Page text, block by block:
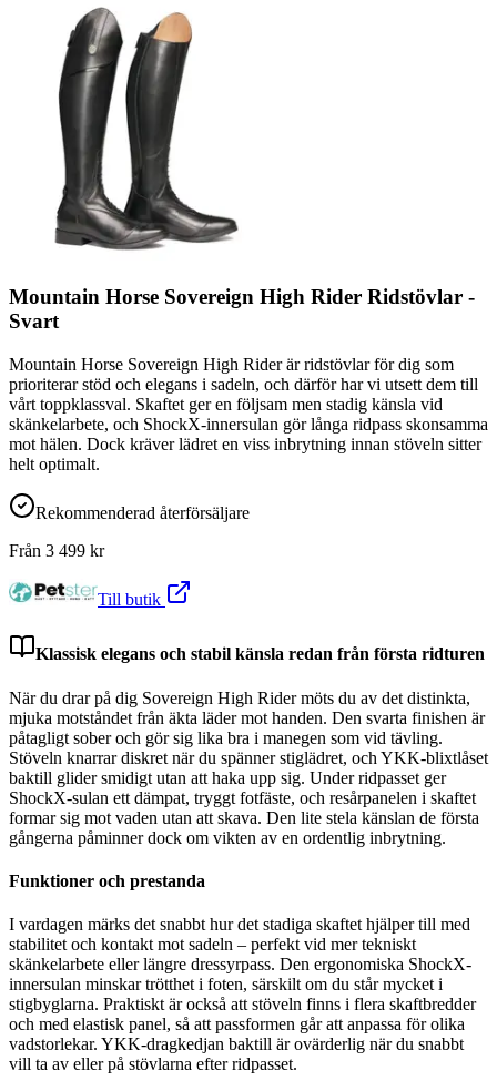
Mountain Horse Sovereign High Rider Ridstövlar -
Svart
Mountain Horse Sovereign High Rider är ridstövlar för dig som
prioriterar stöd och elegans i sadeln, och därför har vi utsett dem till
vårt toppklassval. Skaftet ger en följsam men stadig känsla vid
skänkelarbete, och ShockX-innersulan gör långa ridpass skonsamma
mot hälen. Dock kräver lädret en viss inbrytning innan stöveln sitter
helt optimalt.
Rekommenderad återförsäljare
Från 3 499 kr
Till butik
Klassisk elegans och stabil känsla redan från första ridturen
När du drar på dig Sovereign High Rider möts du av det distinkta,
mjuka motståndet från äkta läder mot handen. Den svarta finishen är
påtagligt sober och gör sig lika bra i manegen som vid tävling.
Stöveln knarrar diskret när du spänner stiglädret, och YKK-blixtlåset
baktill glider smidigt utan att haka upp sig. Under ridpasset ger
ShockX-sulan ett dämpat, tryggt fotfäste, och resårpanelen i skaftet
formar sig mot vaden utan att skava. Den lite stela känslan de första
gångerna påminner dock om vikten av en ordentlig inbrytning.
Funktioner och prestanda
I vardagen märks det snabbt hur det stadiga skaftet hjälper till med
stabilitet och kontakt mot sadeln – perfekt vid mer tekniskt
skänkelarbete eller längre dressyrpass. Den ergonomiska ShockX-
innersulan minskar trötthet i foten, särskilt om du står mycket i
stigbyglarna. Praktiskt är också att stöveln finns i flera skaftbredder
och med elastisk panel, så att passformen går att anpassa för olika
vadstorlekar. YKK-dragkedjan baktill är ovärderlig när du snabbt
vill ta av eller på stövlarna efter ridpasset.